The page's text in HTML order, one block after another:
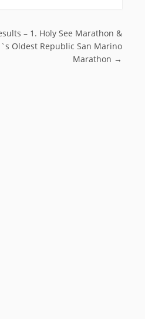
– 1. Holy See Marathon &
Oldest Republic San Marino
Marathon →